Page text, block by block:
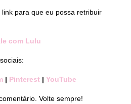
para que eu possa retribuir
com Lulu
| Pinterest | YouTube
Volte sempre!